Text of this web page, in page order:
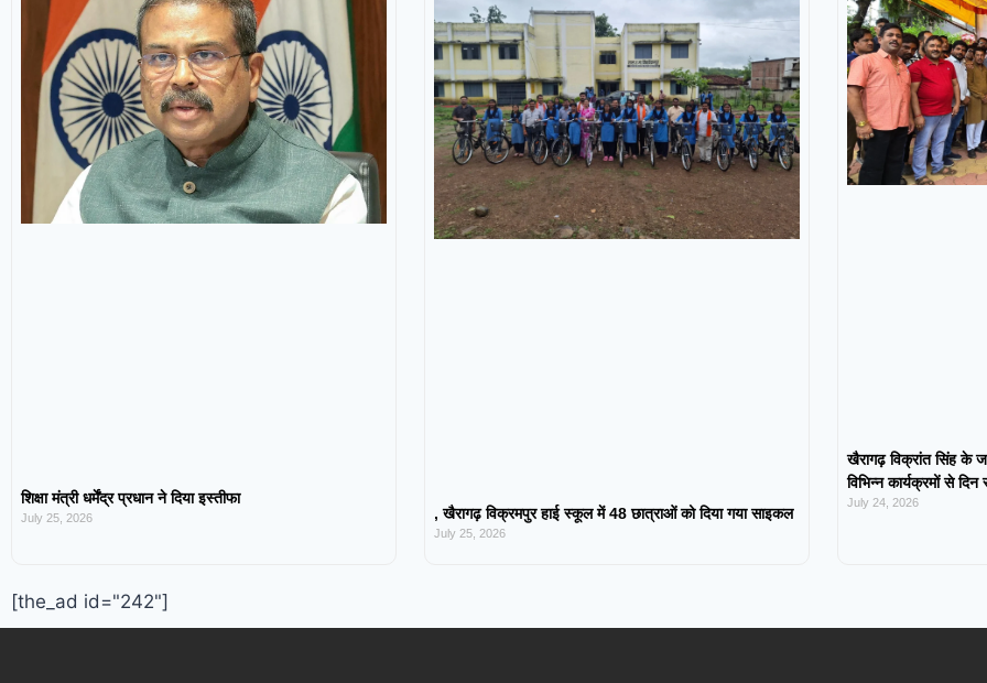
शिक्षा मंत्री धर्मेंद्र प्रधान ने दिया इस्तीफा
July 25, 2026 , खैरागढ़ विक्रमपुर हाई स्कूल में 48 छात्राओं को दिया गया साइकल
July 25, 2026
खैरागढ़ विक्रांत सिंह के
विभिन्न कार्यक्रमों से दिन
July 24, 2026
[the_ad id="242"]